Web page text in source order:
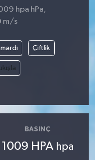
hpa hPa,
m/s
Çiftlik
BASINÇ
1009 HPA hpa